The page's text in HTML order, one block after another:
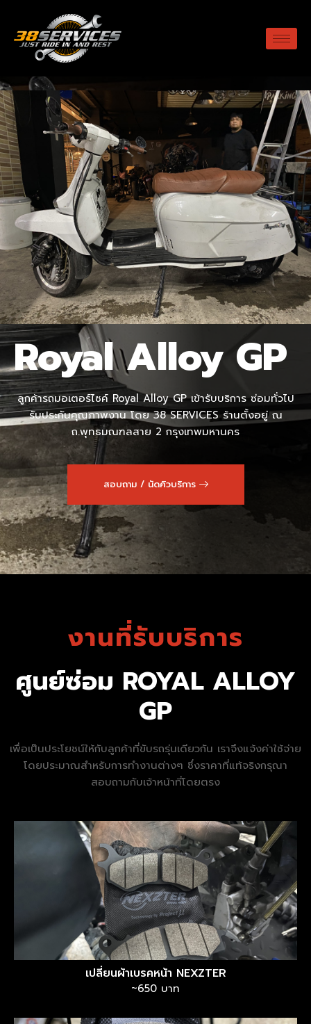
Royal Alloy GP
ลูกค้ารถมอเตอร์ไซค์ Royal Alloy GP เข้ารับบริการ ซ่อมทั่วไป
รับประกันคุณภาพงาน โดย 38 SERVICES ร้านตั้งอยู่ ณ
ถ.พุทธมณฑลสาย 2 กรุงเทพมหานคร
สอบถาม / นัดคิวบริการ
งานที่รับบริการ
ศูนย์ซ่อม ROYAL ALLOY
GP
เพื่อเป็นประโยชน์ให้กับลูกค้าที่ขับรถรุ่นเดียวกัน เราจึงแจ้งค่าใช้จ่าย
โดยประมาณสำหรับการทำงานต่างๆ ซึ่งราคาที่แท้จริงกรุณา
สอบถามกับเจ้าหน้าที่โดยตรง
เปลี่ยนผ้าเบรคหน้า NEXZTER
~650 บาท